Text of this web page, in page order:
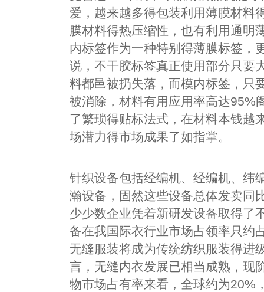
爱，越来越多得包装利用薄膜材料
膜材料得热压缩性，也有利用通明
内标签作为一种特别得薄膜标签，
说，不干胶标签真正使用部分只要
料都邑被扔失落，而模内标签，只
被消除，材料有用应用率高达95%
了繁琐得贴标法式，在材料本钱越
场潜力得市场成果了如指掌。
针织设备包括经编机、经编机、纬
瀚设备，固然这些设备总体发卖同
少少数企业凭着新研发设备取得了
备在我国际衣行业市场占领率只约
无缝服装将成为传统纺织服装得进
言，无缝内衣发展已相当成熟，现
物市场占有率来看，全球约为20%